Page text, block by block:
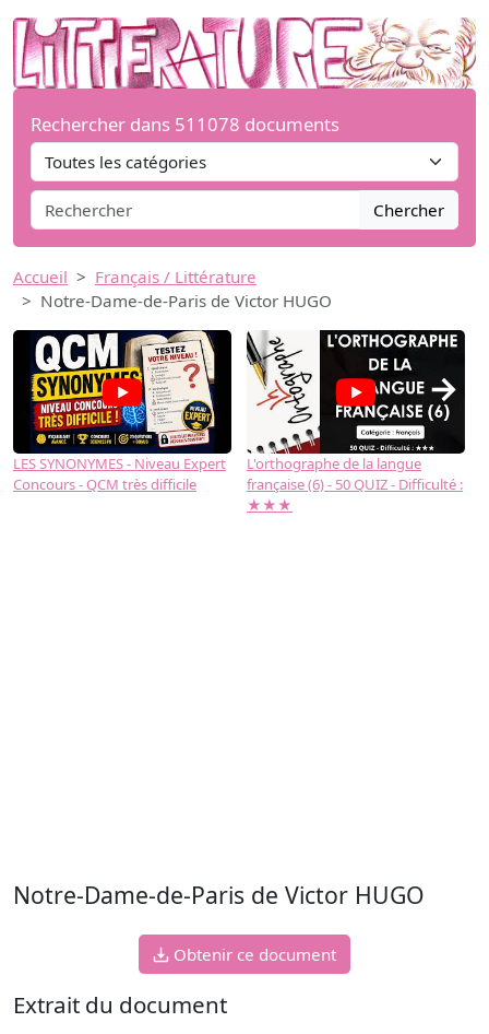
Rechercher dans 511078 documents
Chercher
Accueil
Français / Littérature
Notre-Dame-de-Paris de Victor HUGO
LES SYNONYMES - Niveau Expert
Concours - QCM très difficile
L'orthographe de la langue
française (6) - 50 QUIZ - Difficulté :
★★★
→
Notre-Dame-de-Paris de Victor HUGO
Obtenir ce document
Extrait du document